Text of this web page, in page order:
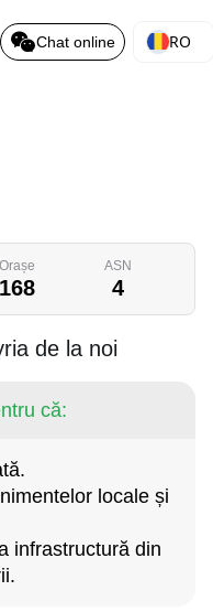
Chat online RO
Orașe
168
ASN
4
de la noi
că:
locale și
infrastructură din